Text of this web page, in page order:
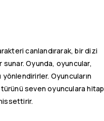
canlandırarak, bir dizi
sunar. Oyunda, oyuncular,
Oyuncuların
seven oyunculara hitap